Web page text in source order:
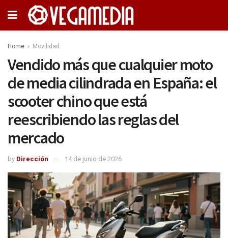
Home Movilidad
Vendido más que cualquier moto
de media cilindrada en España: el
scooter chino que está
reescribiendo las reglas del
mercado
by Dirección 14 de junio de 2026